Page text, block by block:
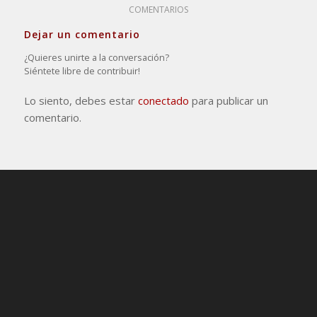
COMENTARIOS
Dejar un comentario
¿Quieres unirte a la conversación?
Siéntete libre de contribuir!
Lo siento, debes estar conectado para publicar un
comentario.